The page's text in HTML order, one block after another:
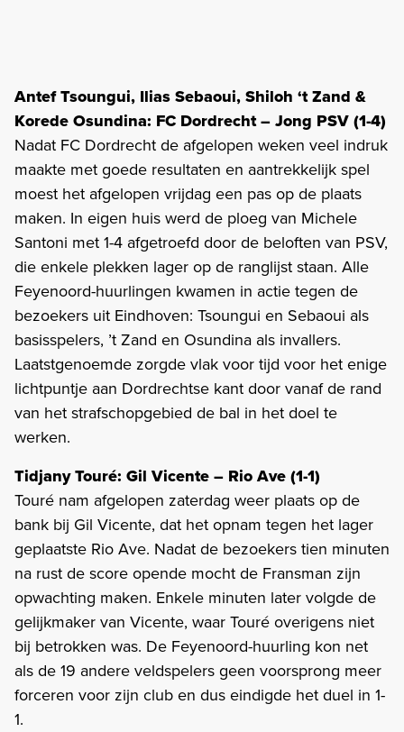
Antef Tsoungui, Ilias Sebaoui, Shiloh ‘t Zand &
Korede Osundina: FC Dordrecht – Jong PSV (1-4)
Nadat FC Dordrecht de afgelopen weken veel indruk
maakte met goede resultaten en aantrekkelijk spel
moest het afgelopen vrijdag een pas op de plaats
maken. In eigen huis werd de ploeg van Michele
Santoni met 1-4 afgetroefd door de beloften van PSV,
die enkele plekken lager op de ranglijst staan. Alle
Feyenoord-huurlingen kwamen in actie tegen de
bezoekers uit Eindhoven: Tsoungui en Sebaoui als
basisspelers, ’t Zand en Osundina als invallers.
Laatstgenoemde zorgde vlak voor tijd voor het enige
lichtpuntje aan Dordrechtse kant door vanaf de rand
van het strafschopgebied de bal in het doel te
werken.
Tidjany Touré: Gil Vicente – Rio Ave (1-1)
Touré nam afgelopen zaterdag weer plaats op de
bank bij Gil Vicente, dat het opnam tegen het lager
geplaatste Rio Ave. Nadat de bezoekers tien minuten
na rust de score opende mocht de Fransman zijn
opwachting maken. Enkele minuten later volgde de
gelijkmaker van Vicente, waar Touré overigens niet
bij betrokken was. De Feyenoord-huurling kon net
als de 19 andere veldspelers geen voorsprong meer
forceren voor zijn club en dus eindigde het duel in 1-
1.